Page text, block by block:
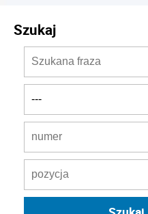
Szukaj